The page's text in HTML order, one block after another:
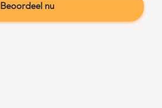
Beoordeel nu